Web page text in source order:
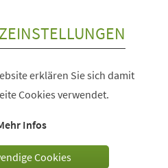
erklären Sie sich damit
Cookies verwendet.
Infos
Cookies